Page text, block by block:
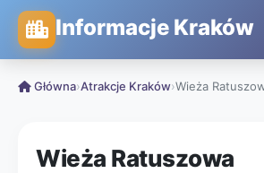
Informacje Kraków
Główna›Atrakcje Kraków›Wieża
Wieża Ratuszowa